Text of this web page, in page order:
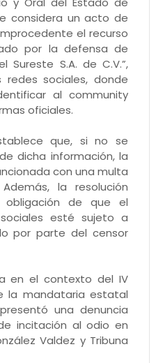
considera un acto de
el recurso
por la defensa de
Sureste S.A. de C.V.”,
sociales, donde
al community
oficiales.
que, si no se
dicha información, la
con una multa
la resolución
de que el
esté sujeto a
por parte del censor
en el contexto del IV
la mandataria estatal
una denuncia
incitación al odio en
Valdez y Tribuna